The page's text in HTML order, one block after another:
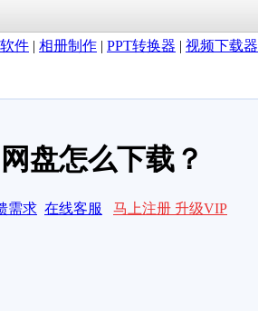
件 | 相册制作 | PPT转换器 | 视频下载器
盘怎么下载？
需求 在线客服 马上注册 升级VIP